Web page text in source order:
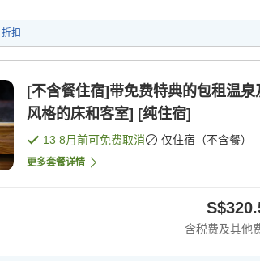
折扣
[不含餐住宿]带免费特典的包租温
风格的床和客室] [纯住宿]
13 8月前可免费取消 仅住宿（不含餐）
更多套餐详情
含税费及其他